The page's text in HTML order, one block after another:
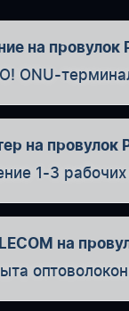
на провулок
ONU-
на провулок
1-3
на